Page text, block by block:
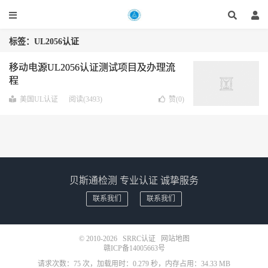
标签：UL2056认证
移动电源UL2056认证测试项目及办理流
程
美国UL认证 阅读(3493) 赞(0)
贝斯通检测 专业认证 诚挚服务
联系我们 联系我们
© 2010-2026 SRRC认证
网站地图
赣ICP备14005663号
请求次数：75 次，加载用时：0.279 秒，内存占用：34.33 MB